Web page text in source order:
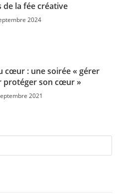
de la fée créative
2024
cœur : une soirée « gérer
protéger son cœur »
2021